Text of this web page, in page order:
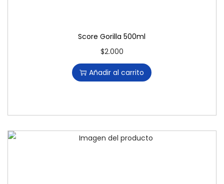
Score Gorilla 500ml
$2.000
Añadir al carrito